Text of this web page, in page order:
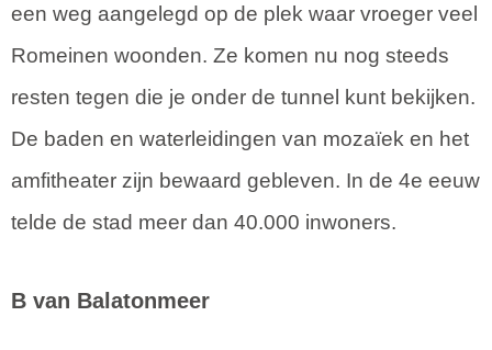
een weg aangelegd op de plek waar vroeger veel
Romeinen woonden. Ze komen nu nog steeds
resten tegen die je onder de tunnel kunt bekijken.
De baden en waterleidingen van mozaïek en het
amfitheater zijn bewaard gebleven. In de 4e eeuw
telde de stad meer dan 40.000 inwoners.
B van Balatonmeer